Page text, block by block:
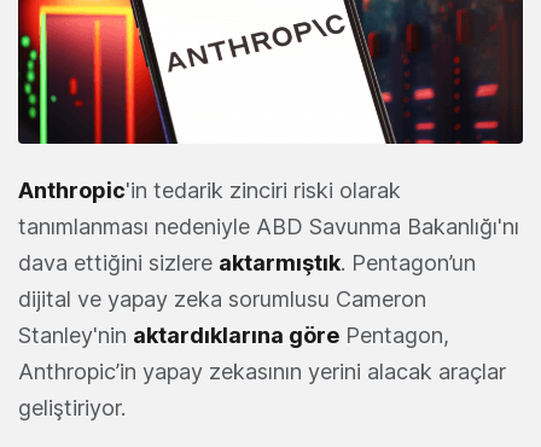
Anthropic'in tedarik zinciri riski olarak
tanımlanması nedeniyle ABD Savunma Bakanlığı'nı
dava ettiğini sizlere aktarmıştık. Pentagon’un
dijital ve yapay zeka sorumlusu Cameron
Stanley'nin aktardıklarına göre Pentagon,
Anthropic’in yapay zekasının yerini alacak araçlar
geliştiriyor.